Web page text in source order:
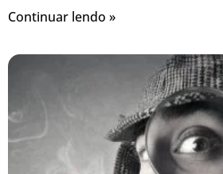
Continuar lendo »